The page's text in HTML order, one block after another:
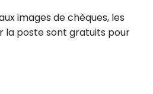
images de chèques, les
la poste sont gratuits pour